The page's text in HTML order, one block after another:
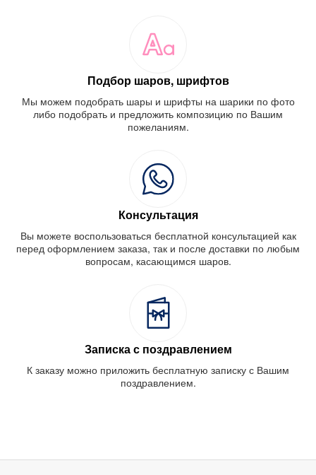
Подбор шаров, шрифтов
Мы можем подобрать шары и шрифты на шарики по фото
либо подобрать и предложить композицию по Вашим
пожеланиям.
Консультация
Вы можете воспользоваться бесплатной консультацией как
перед оформлением заказа, так и после доставки по любым
вопросам, касающимся шаров.
Записка с поздравлением
К заказу можно приложить бесплатную записку с Вашим
поздравлением.